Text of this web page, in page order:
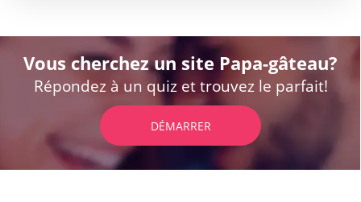
Vous cherchez un site Papa-gâteau?
Répondez à un quiz et trouvez le parfait!
DÉMARRER